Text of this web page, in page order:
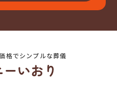
格でシンプルな葬儀